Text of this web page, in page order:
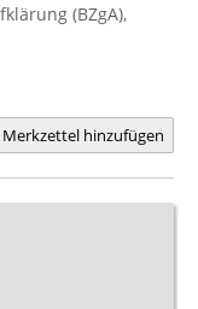
(BZgA),
hinzufügen